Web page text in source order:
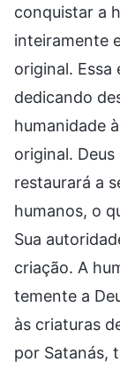
conquistar a
inteiramente
original. Essa
dedicando
humanidade
original.
restaurará a
humanos, o
Sua
criação. A
temente a
às criaturas
por Satanás,